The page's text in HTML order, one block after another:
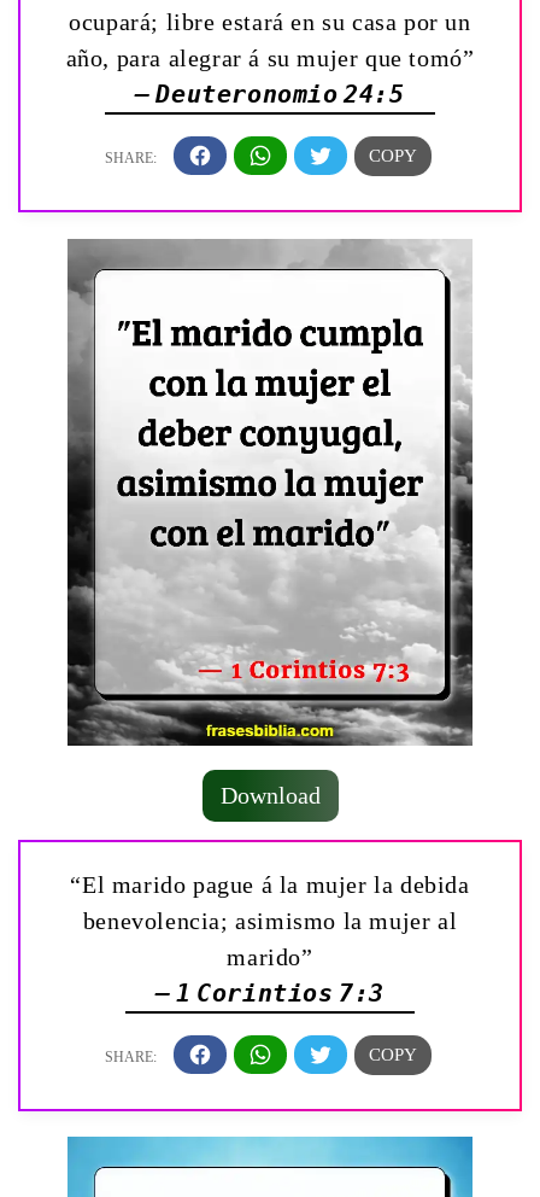
ocupará; libre estará en su casa por un
año, para alegrar á su mujer que tomó”
— Deuteronomio 24:5
Download
“El marido pague á la mujer la debida
benevolencia; asimismo la mujer al
marido”
— 1 Corintios 7:3